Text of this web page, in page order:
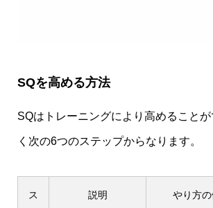
SQを高める方法
SQはトレーニングにより高めること
く次の6つのステップからなります。
ス
説明 やり方の